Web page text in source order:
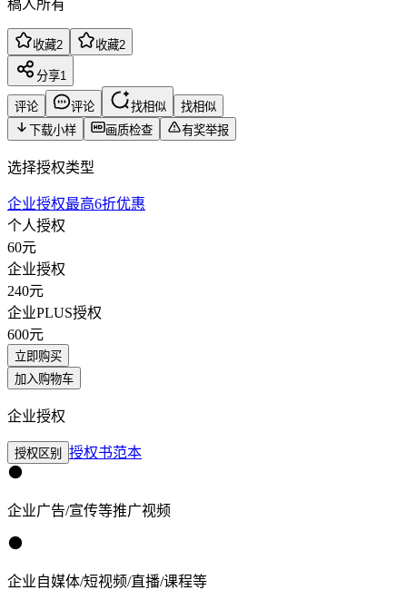
稿人所有
收藏2 收藏2
分享1
评论 评论 找相似
找相似
下载小样
画质检查 有奖举报
选择授权类型
企业授权最高6折优惠
个人授权
60元
企业授权
240元
企业PLUS授权
600元
立即购买
加入购物车
企业授权
授权区别 授权书范本
企业广告/宣传等推广视频
企业自媒体/短视频/直播/课程等